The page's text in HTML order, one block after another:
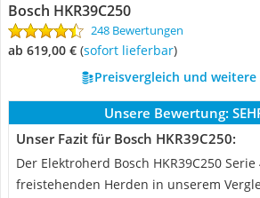
Bosch HKR39C250
248 Bewertungen
ab 619,00 € ( Sofort lieferbar)
Preisvergleich und weitere
Unsere Bewertung:
Unser Fazit für Bosch HKR39C250:
Der Elektroherd Bosch HKR39C250
freistehenden Herden in unserem